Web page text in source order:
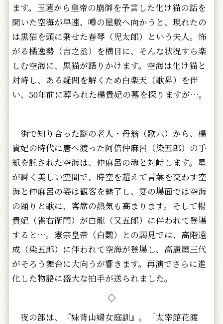
ます。玉蓮から皇帝の崩御を予言した化け猫の話を
聞いた空海が早速、噂の屋敷へ向かうと、現れたの
は黒猫を頭に乗せた春琴（児太郎）という夫人。怖
がる橘逸勢（吉之丞）を横目に、そんな状況すら楽
しむ空海に、黒猫が語りかけます。空海は化け猫と
対峙し、ある疑問を解くため白楽天（歌昇）を伴
い、50年前に葬られた楊貴妃の墓を探りますが…。
街で知り合った謎の老人・丹翁（歌六）から、楊
貴妃の時代に唐へ渡った阿倍仲麻呂（染五郎）の手
紙を託された空海は、仲麻呂の魂と対峙します。星
が瞬く美しい空間で、時空を超えて言葉を交わす空
海と仲麻呂の姿は観客を魅了し、宴の場面では空海
の踊りと歌に、客席の熱気も高まります。そして楊
貴妃（雀右衛門）が白龍（又五郎）に伴われて登場
すると…。憲宗皇帝（白鸚）との謁見では、高階遠
成（染五郎）に伴われて空海が登場し、高麗屋三代
がそろう舞台に大向うが響きます。再演でさらに進
化した物語に盛大な拍手が送られました。
◇
夜の部は、『妹背山婦女庭訓』。「太宰館花渡